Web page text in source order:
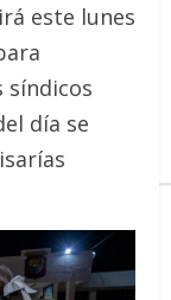
este lunes
síndicos
día se